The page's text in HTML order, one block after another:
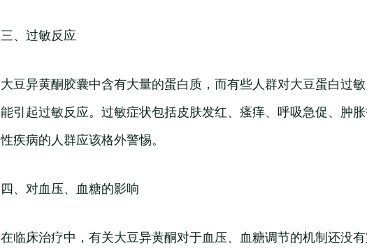
三、过敏反应
大豆异黄酮胶囊中含有大量的蛋白质，而有些人群对大豆蛋白过
能引起过敏反应。过敏症状包括皮肤发红、瘙痒、呼吸急促、肿
性疾病的人群应该格外警惕。
四、对血压、血糖的影响
在临床治疗中，有关大豆异黄酮对于血压、血糖调节的机制还没